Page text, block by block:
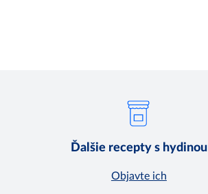
Ďalšie recepty s hydinou
Objavte ich